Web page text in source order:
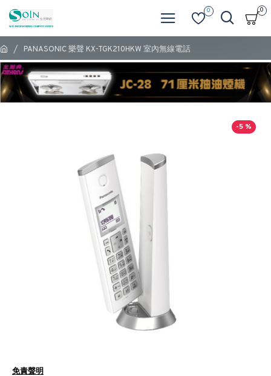
0 0
PANASONIC 樂聲 KX-TGK210HKW 室內無線電話
-5 %
免責聲明